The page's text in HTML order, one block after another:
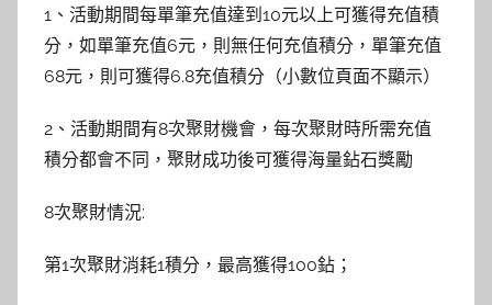
1、活動期間每單筆充值達到10元以上可獲得充值積
分，如單筆充值6元，則無任何充值積分，單筆充值
68元，則可獲得6.8充值積分（小數位頁面不顯示）
2、活動期間有8次聚財機會，每次聚財時所需充值
積分都會不同，聚財成功後可獲得海量鉆石獎勵
8次聚財情況:
第1次聚財消耗1積分，最高獲得100鉆；